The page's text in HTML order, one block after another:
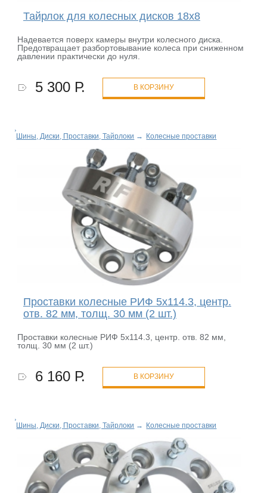
Тайрлок для колесных дисков 18х8
Надевается поверх камеры внутри колесного диска.
Предотвращает разбортовывание колеса при сниженном
давлении практически до нуля.
5 300 Р. В КОРЗИНУ
Шины, Диски, Проставки, Тайрлоки → Колесные проставки
Проставки колесные РИФ 5x114.3, центр.
отв. 82 мм, толщ. 30 мм (2 шт.)
Проставки колесные РИФ 5x114.3, центр. отв. 82 мм,
толщ. 30 мм (2 шт.)
6 160 Р. В КОРЗИНУ
Шины, Диски, Проставки, Тайрлоки → Колесные проставки